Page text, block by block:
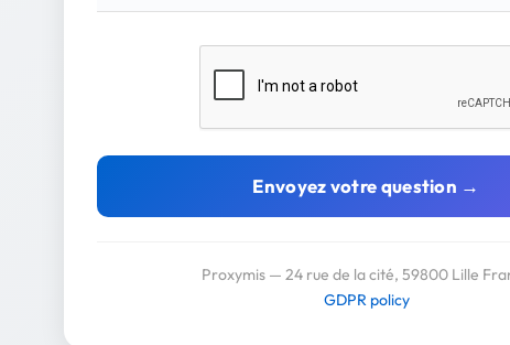
Envoyez votre question →
Proxymis — 24 rue de la cité, 59800 Lille
GDPR policy